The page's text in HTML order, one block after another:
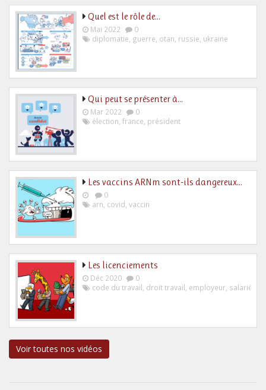
Quel est le rôle de…
Mai 2022
0
diplomatie guerre otan russie ukraine
Qui peut se présenter à…
Mar 2022
0
élection france président
Les vaccins ARNm sont-ils dangereux…
0
arn covid vaccin
Les licenciements
Déc 2020
0
code du travail droit travail employeur salarié
Voir toutes nos vidéos